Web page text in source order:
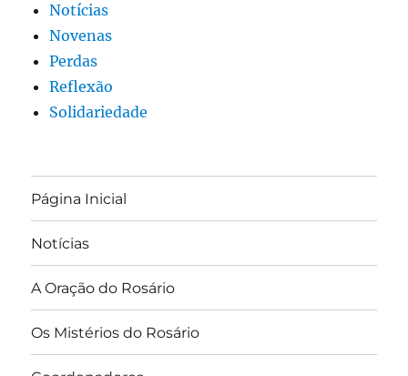
Notícias
Novenas
Perdas
Reflexão
Solidariedade
Página Inicial
Notícias
A Oração do Rosário
Os Mistérios do Rosário